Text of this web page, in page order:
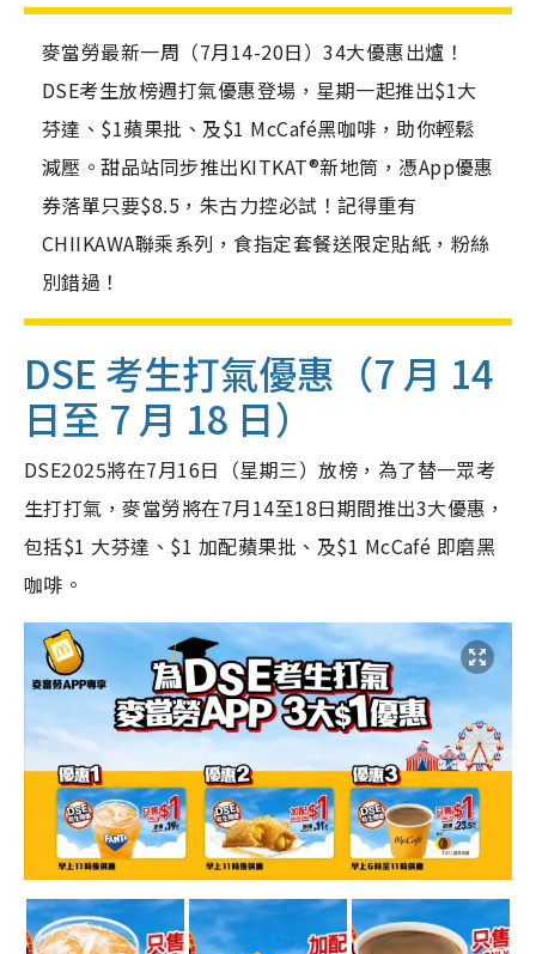
麥當勞最新一周（7月14-20日）34大優惠出爐！
DSE考生放榜週打氣優惠登場，星期一起推出$1大
芬達、$1蘋果批、及$1 McCafé黑咖啡，助你輕鬆
減壓。甜品站同步推出KITKAT®新地筒，憑App優惠
券落單只要$8.5，朱古力控必試！記得重有
CHIIKAWA聯乘系列，食指定套餐送限定貼紙，粉絲
別錯過！
DSE 考生打氣優惠（7 月 14
日至 7 月 18 日）
DSE2025將在7月16日（星期三）放榜，為了替一眾考
生打打氣，麥當勞將在7月14至18日期間推出3大優惠，
包括$1 大芬達、$1 加配蘋果批、及$1 McCafé 即磨黑
咖啡。